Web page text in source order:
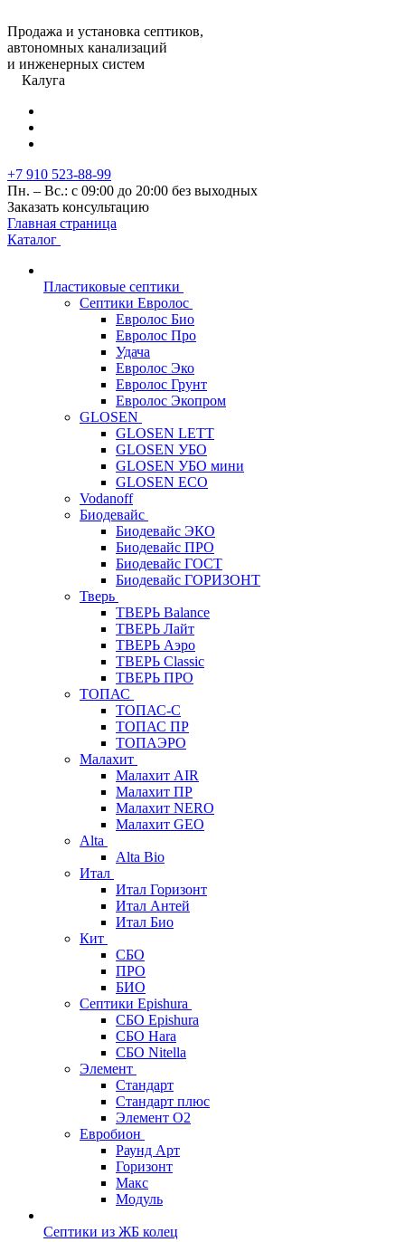
Продажа и установка септиков,
автономных канализаций
и инженерных систем
Калуга
+7 910 523-88-99
Пн. – Вс.: с 09:00 до 20:00 без выходных
Заказать консультацию
Главная страница
Каталог
Пластиковые септики
Септики Евролос
Евролос Био
Евролос Про
Удача
Евролос Эко
Евролос Грунт
Евролос Экопром
GLOSEN
GLOSEN LETT
GLOSEN УБО
GLOSEN УБО мини
GLOSEN ECO
Vodanoff
Биодевайс
Биодевайс ЭКО
Биодевайс ПРО
Биодевайс ГОСТ
Биодевайс ГОРИЗОНТ
Тверь
ТВЕРЬ Balance
ТВЕРЬ Лайт
ТВЕРЬ Аэро
ТВЕРЬ Classic
ТВЕРЬ ПРО
ТОПАС
ТОПАС-С
ТОПАС ПР
ТОПАЭРО
Малахит
Малахит AIR
Малахит ПР
Малахит NERO
Малахит GEO
Alta
Alta Bio
Итал
Итал Горизонт
Итал Антей
Итал Био
Кит
СБО
ПРО
БИО
Септики Epishura
СБО Epishura
СБО Hara
СБО Nitella
Элемент
Стандарт
Стандарт плюс
Элемент О2
Евробион
Раунд Арт
Горизонт
Макс
Модуль
Септики из ЖБ колец